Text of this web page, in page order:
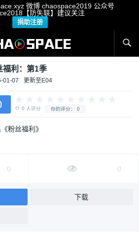
微博 chaospace2019 公众号
【防失联】建议关注
捐助注册
福利：第1季
01-07 更新至E04
0
粉丝福利》
0 0
下载